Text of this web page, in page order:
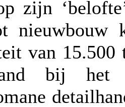
zijn
nieuwbouw
van 15.500
bij het